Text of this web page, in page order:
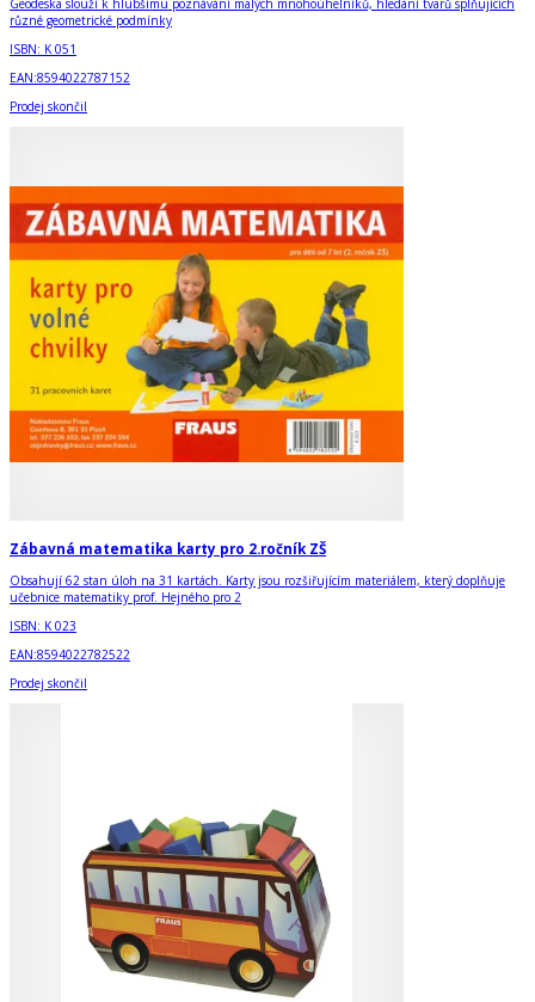
Geodeska slouží k hlubšímu poznávání malých mnohoúhelníků, hledání tvarů splňujících
různé geometrické podmínky
ISBN: K 051
EAN:8594022787152
Prodej skončil
Zábavná matematika karty pro 2.ročník ZŠ
Obsahují 62 stan úloh na 31 kartách. Karty jsou rozšiřujícím materiálem, který doplňuje
učebnice matematiky prof. Hejného pro 2
ISBN: K 023
EAN:8594022782522
Prodej skončil